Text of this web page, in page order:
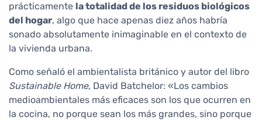
prácticamente la totalidad de los residuos biológicos
del hogar, algo que hace apenas diez años habría
sonado absolutamente inimaginable en el contexto de
la vivienda urbana.
Como señaló el ambientalista británico y autor del libro
Sustainable Home, David Batchelor: «Los cambios
medioambientales más eficaces son los que ocurren en
la cocina, no porque sean los más grandes, sino porque